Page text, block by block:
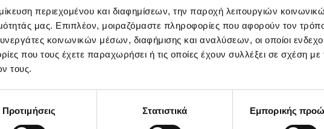
περιεχομένου και διαφημίσεων, την παροχή λειτουργιών
μας. Επιπλέον, μοιραζόμαστε πληροφορίες που αφορούν τον
κοινωνικών μέσων, διαφήμισης και αναλύσεων, οι οποίοι
που τους έχετε παραχωρήσει ή τις οποίες έχουν συλλέξει σε σχέση με
τους.
Προτιμήσεις Στατιστικά Εμπορικής